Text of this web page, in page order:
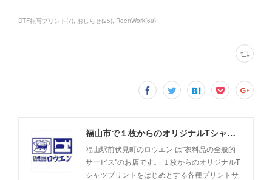
DTF転写プリント (7) おしらせ(25) RoenWork(69)
福山市で１枚からのオリジナルTシャツプリント・洋服直しのことなら【ロウエン - ROEN】
福山駅前伏見町のロウエン は"衣料品の全般的
サービス"のお店です。 １枚からのオリジナルT
シャツプリントをはじめとする各種プリントサ